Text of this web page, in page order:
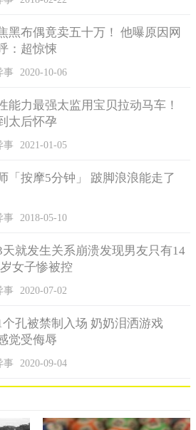
将监控视频的事实真相告知了当事人
了当事人，并对他进行了批评教育以
起了当时事情的经过也是羞愧不已，
发，喝酒误事的现象也是非常普遍，
动，酒驾醉驾就有两万五余起，伴随
生活逐渐步入正轨，亲朋好友相聚一
酒，以免造成不必要的损失；
须有人陪同，并最好告知家里人员相
，以免造成事故；
省人事，及时拨打电话报警求助，防
黑布偶竟卖五十万！ 他曝原因网
：超惊悚
事 2020-10-06
能力最强太监用宝贝拉动马车！
太后怀孕
事 2021-01-05
「按摩5分钟」 跛脚浪浪能走了
事 2018-05-10
天就发生关系崩溃发现男友只有14
女子惨被控
事 2020-07-02
个孔被禁制入场 奶奶泪洒游戏
觉受侮辱
事 2020-09-04